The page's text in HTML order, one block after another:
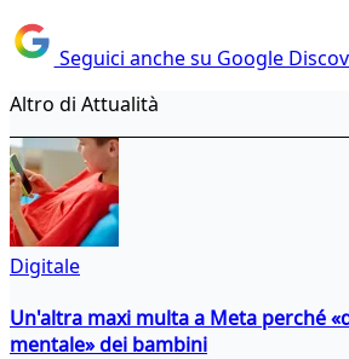
Seguici anche su Google
Altro di Attualità
Digitale
Un'altra maxi multa a Meta perché
mentale» dei bambini